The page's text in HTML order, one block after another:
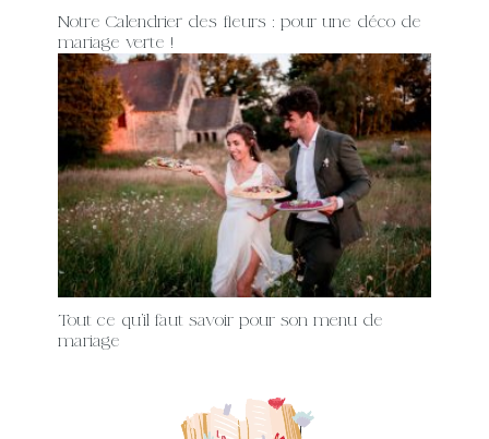
Notre Calendrier des fleurs : pour une déco de
mariage verte !
Tout ce qu’il faut savoir pour son menu de
mariage